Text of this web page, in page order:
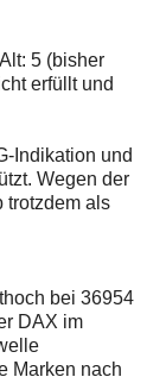
5 (bisher
erfüllt und
Indikation und
Wegen der
trotzdem als
bei 36954
DAX im
Marken nach